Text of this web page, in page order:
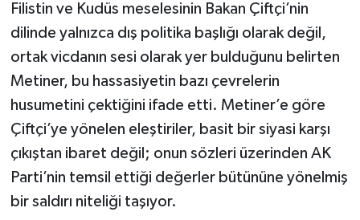
Filistin ve Kudüs meselesinin Bakan Çiftçi’nin
dilinde yalnızca dış politika başlığı olarak değil,
ortak vicdanın sesi olarak yer bulduğunu belirten
Metiner, bu hassasiyetin bazı çevrelerin
husumetini çektiğini ifade etti. Metiner’e göre
Çiftçi’ye yönelen eleştiriler, basit bir siyasi karşı
çıkıştan ibaret değil; onun sözleri üzerinden AK
Parti’nin temsil ettiği değerler bütününe yönelmiş
bir saldırı niteliği taşıyor.